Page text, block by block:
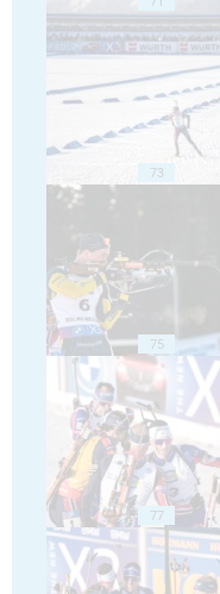
73
75
77